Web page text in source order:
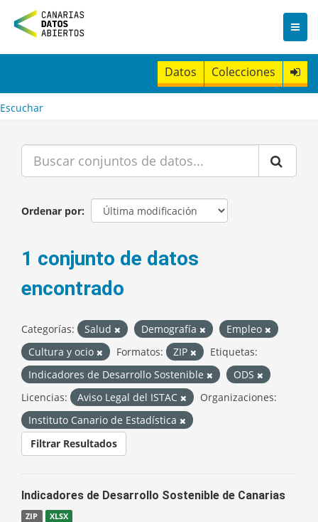
n
t
Datos Colecciones
Escuchar
Ordenar por
1 conjunto de datos
encontrado
Categorías: Salud Demografía
Empleo
Cultura y ocio
Formatos: ZIP
Etiquetas:
Indicadores de Desarrollo Sostenible
ODS
Licencias:
Aviso Legal del ISTAC
Organizaciones:
Instituto Canario de Estadística
Filtrar Resultados
Indicadores de Desarrollo Sostenible de Canarias
ZIP XLSX